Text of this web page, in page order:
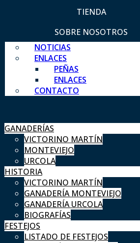
TIENDA
SOBRE NOSOTROS
NOTICIAS
ENLACES
PEÑAS
ENLACES
CONTACTO
GANADERÍAS
VICTORINO MARTÍN
MONTEVIEJO
URCOLA
HISTORIA
VICTORINO MARTÍN
GANADERÍA MONTEVIEJO
GANADERÍA URCOLA
BIOGRAFÍAS
FESTEJOS
LISTADO DE FESTEJOS